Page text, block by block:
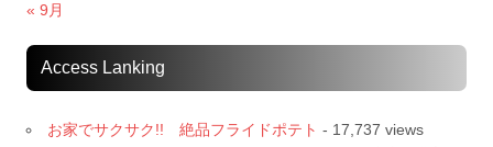
« 9月
Access Lanking
お家でサクサク!! 絶品フライドポテト - 17,737 views